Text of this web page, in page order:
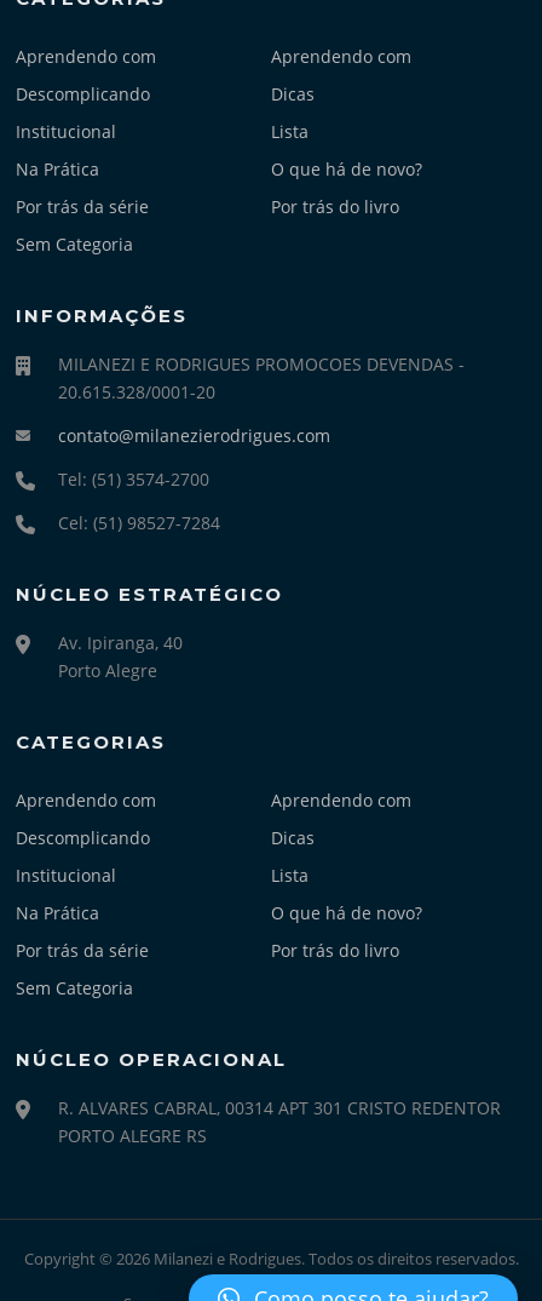
Aprendendo com
Aprendendo com
Descomplicando
Dicas
Institucional
Lista
Na Prática
O que há de novo?
Por trás da série
Por trás do livro
Sem Categoria
INFORMAÇÕES
MILANEZI E RODRIGUES PROMOCOES DEVENDAS -
20.615.328/0001-20
contato@milanezierodrigues.com
Tel: (51) 3574-2700
Cel: (51) 98527-7284
NÚCLEO ESTRATÉGICO
Av. Ipiranga, 40
Porto Alegre
CATEGORIAS
Aprendendo com
Aprendendo com
Descomplicando
Dicas
Institucional
Lista
Na Prática
O que há de novo?
Por trás da série
Por trás do livro
Sem Categoria
NÚCLEO OPERACIONAL
R. ALVARES CABRAL, 00314 APT 301 CRISTO REDENTOR
PORTO ALEGRE RS
Copyright © 2026 Milanezi e Rodrigues. Todos os direitos reservados.